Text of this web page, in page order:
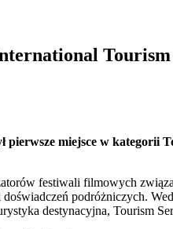
miejsce w kategorii
festiwali filmowych
podróżniczych.
destynacyjna, Tourism